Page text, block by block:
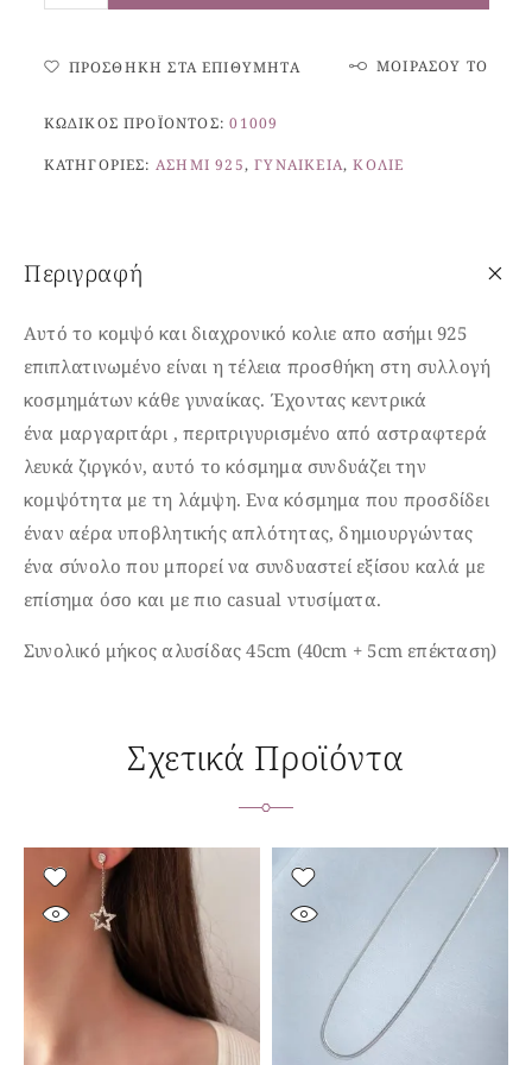
ΠΡΟΣΘΉΚΗ ΣΤΑ ΕΠΙΘΥΜΗΤΆ ΜΟΙΡΆΣΟΥ ΤΟ
ΚΩΔΙΚΌΣ ΠΡΟΪΌΝΤΟΣ:01009
ΚΑΤΗΓΟΡΊΕΣ: ΑΣΉΜΙ 925,ΓΥΝΑΙΚΕΊΑ,ΚΟΛΙΈ
Περιγραφή
Αυτό το κομψό και διαχρονικό κολιε απο ασήμι 925
επιπλατινωμένο είναι η τέλεια προσθήκη στη συλλογή
κοσμημάτων κάθε γυναίκας. Έχοντας κεντρικά
ένα μαργαριτάρι , περιτριγυρισμένο από αστραφτερά
λευκά ζιργκόν, αυτό το κόσμημα συνδυάζει την
κομψότητα με τη λάμψη. Ενα κόσμημα που προσδίδει
έναν αέρα υποβλητικής απλότητας, δημιουργώντας
ένα σύνολο που μπορεί να συνδυαστεί εξίσου καλά με
επίσημα όσο και με πιο casual ντυσίματα.
Συνολικό μήκος αλυσίδας 45cm (40cm + 5cm επέκταση)
Σχετικά Προϊόντα